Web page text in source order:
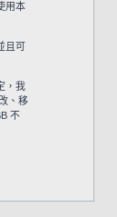
用本
且可
，我
、移
不